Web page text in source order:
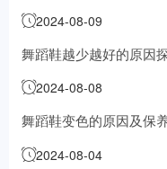
2024-08-09
舞蹈鞋越少越好的原因
2024-08-08
舞蹈鞋变色的原因及保
2024-08-04